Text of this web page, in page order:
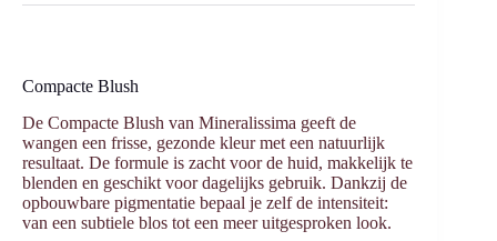
Compacte Blush
De Compacte Blush van Mineralissima geeft de
wangen een frisse, gezonde kleur met een natuurlijk
resultaat. De formule is zacht voor de huid, makkelijk te
blenden en geschikt voor dagelijks gebruik. Dankzij de
opbouwbare pigmentatie bepaal je zelf de intensiteit:
van een subtiele blos tot een meer uitgesproken look.